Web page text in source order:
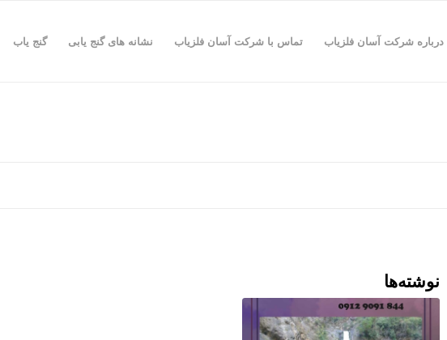
درباره شرکت آسان فلزیاب تماس با شرکت آسان فلزیاب نشانه های گنج یابی گنج یاب
نوشته‌ها